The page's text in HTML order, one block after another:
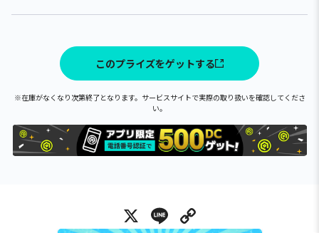
このプライズをゲットする
※在庫がなくなり次第終了となります。サービスサイトで実際の取り扱いを確認してくださ
い。
X Line